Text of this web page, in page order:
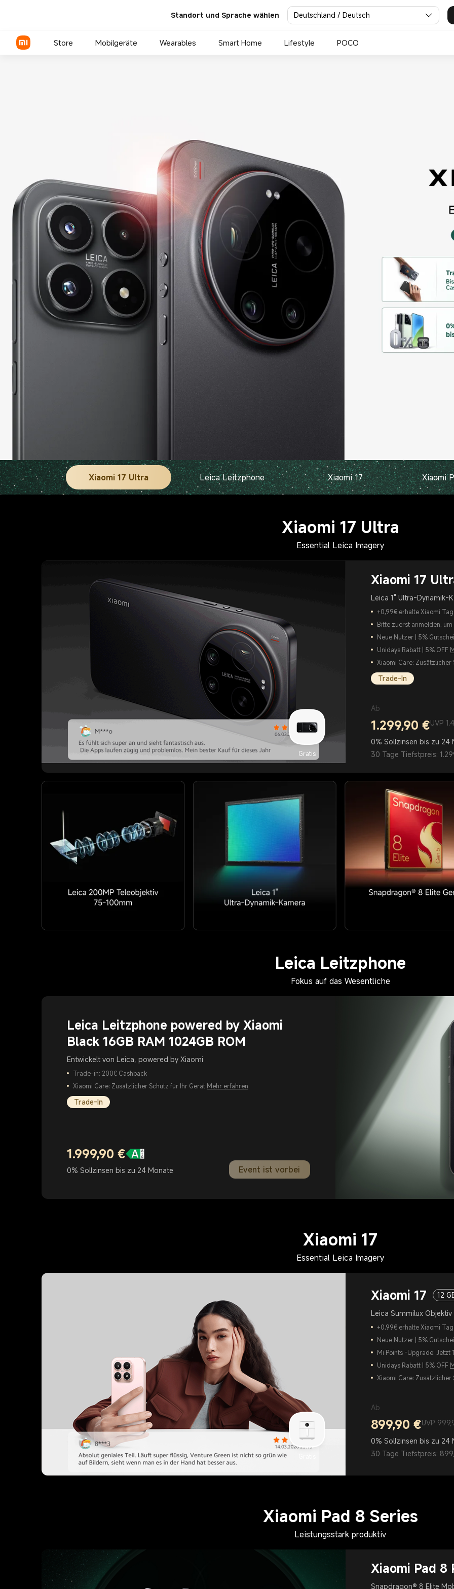
Standort und Sprache wählen Deutschland / Deutsch
Store Mobilgeräte Wearables Smart Home Lifestyle POCO
Xiaomi 17 Series | Xiaomi Deutschland
Xiaomi 17 Ultra Leica Leitzphone Xiaomi 17 Xiaomi
Xiaomi 17 Ultra
Essential Leica Imagery
Gratis
Xiaomi 17
Leica 1" Ultra-Dynamik-
+0,99€ erhalte Xiaomi Tag
Bitte zuerst anmelden,
Neue Nutzer | 5%
Unidays Rabatt | 5% OFF
Xiaomi Care: Zusätzlicher
Trade-In
Ab
1.299,90 €
Current Price €1299.9
UVP
UVP 1.499,90 €
0% Sollzinsen bis zu 24
30 Tage Tiefstpreis:
Leica Leitzphone
Fokus auf das Wesentliche
Leica Leitzphone powered by Xiaomi
Black 16GB RAM 1024GB ROM
Entwickelt von Leica, powered by Xiaomi
Trade-in: 200€ Cashback
Xiaomi Care: Zusätzlicher Schutz für Ihr Gerät Mehr erfahren
Trade-In
1.999,90 €
Current Price €1999.9
0% Sollzinsen bis zu 24 Monate
Event ist vorbei
Xiaomi 17
Essential Leica Imagery
Xiaomi 17 12
Leica Summilux Objektiv
+0,99€ erhalte Xiaomi Tag
Neue Nutzer | 5%
Mi Points -Upgrade: Jetzt
Unidays Rabatt | 5% OFF
Xiaomi Care: Zusätzlicher
Ab
899,90 €
Current Price €899.9
UVP
UVP 999,90 €
0% Sollzinsen bis zu 24
30 Tage Tiefstpreis:
Xiaomi Pad 8 Series
Leistungsstark produktiv
Xiaomi Pad 8
Snapdragon® 8 Elite